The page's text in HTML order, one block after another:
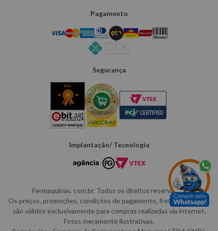
Pagamento
Segurança
Implantação/ Tecnologia
Fermaquinas. com.br. Todos os direitos reservados.
Os preços, promoções, condições de pagamento, frete e produtos
são válidos exclusivamente para compras realizadas via internet,
Fotos meramente ilustrativas.